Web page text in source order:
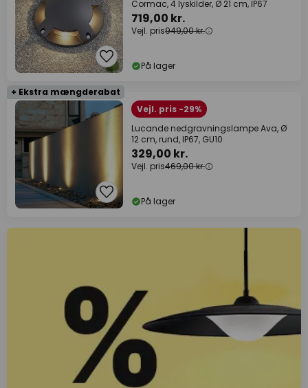
Cormac, 4 lyskilder, Ø 21 cm, IP67
719,00 kr.
Vejl. pris949,00 kr.
På lager
+ Ekstra mængderabat
Vejl. pris -29%
Lucande nedgravningslampe Ava, Ø
12 cm, rund, IP67, GU10
329,00 kr.
Vejl. pris469,00 kr.
På lager